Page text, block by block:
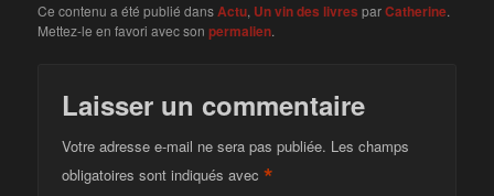
Ce contenu a été publié dansActu, Un vin des livres parCatherine.
Mettez-le en favori avec sonpermalien.
Laisser un commentaire
Votre adresse e-mail ne sera pas publiée. Les champs
obligatoires sont indiqués avec*